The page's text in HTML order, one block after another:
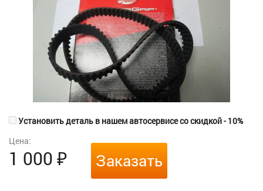
Установить деталь в нашем автосервисе со скидкой - 10%
Цена:
1 000 ₽ Заказать